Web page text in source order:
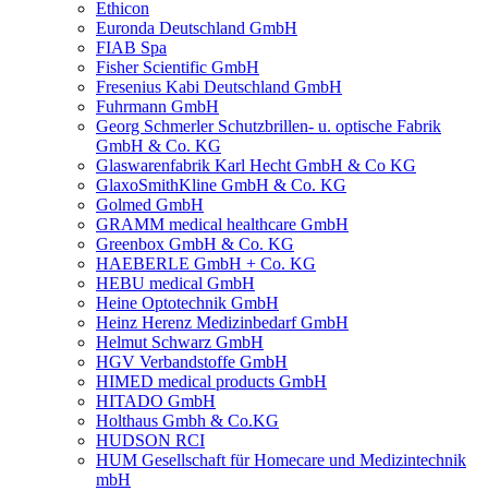
Ethicon
Euronda Deutschland GmbH
FIAB Spa
Fisher Scientific GmbH
Fresenius Kabi Deutschland GmbH
Fuhrmann GmbH
Georg Schmerler Schutzbrillen- u. optische Fabrik
GmbH & Co. KG
Glaswarenfabrik Karl Hecht GmbH & Co KG
GlaxoSmithKline GmbH & Co. KG
Golmed GmbH
GRAMM medical healthcare GmbH
Greenbox GmbH & Co. KG
HAEBERLE GmbH + Co. KG
HEBU medical GmbH
Heine Optotechnik GmbH
Heinz Herenz Medizinbedarf GmbH
Helmut Schwarz GmbH
HGV Verbandstoffe GmbH
HIMED medical products GmbH
HITADO GmbH
Holthaus Gmbh & Co.KG
HUDSON RCI
HUM Gesellschaft für Homecare und Medizintechnik
mbH